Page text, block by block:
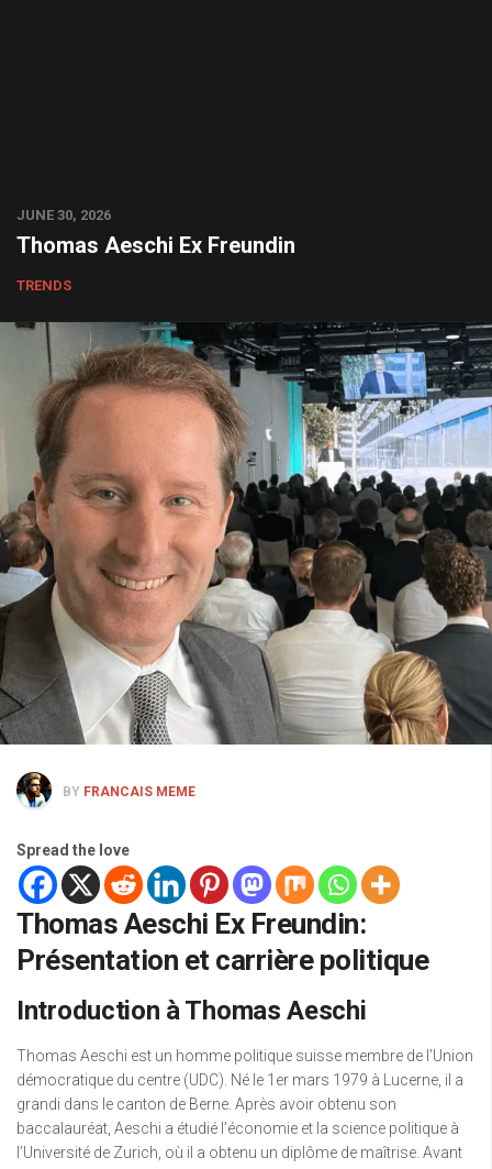
JUNE 30, 2026
Thomas Aeschi Ex Freundin
TRENDS
BY FRANCAIS MEME
Spread the love
Thomas Aeschi Ex Freundin:
Présentation et carrière politique
Introduction à Thomas Aeschi
Thomas Aeschi est un homme politique suisse membre de l’Union
démocratique du centre (UDC). Né le 1er mars 1979 à Lucerne, il a
grandi dans le canton de Berne. Après avoir obtenu son
baccalauréat, Aeschi a étudié l’économie et la science politique à
l’Université de Zurich, où il a obtenu un diplôme de maîtrise. Avant